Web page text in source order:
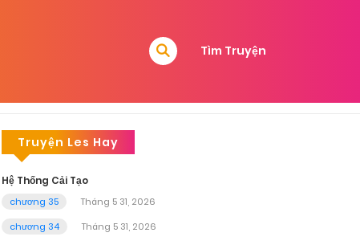
Tìm Truyện
Truyện Les Hay
Hệ Thống Cải Tạo
chương 35
Tháng 5 31, 2026
chương 34
Tháng 5 31, 2026